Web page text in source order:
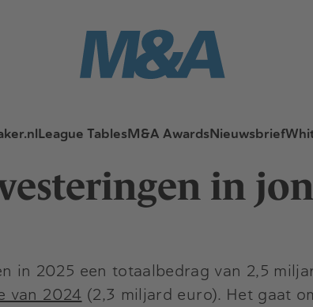
League TablesM&A AwardsNieuwsbrief
in
in 2025 een totaalbedrag van 2,5
van 2024 (2,3 miljard euro). Het gaat